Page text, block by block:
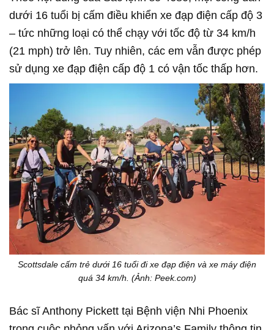
dưới 16 tuổi bị cấm điều khiển xe đạp điện cấp độ 3
– tức những loại có thể chạy với tốc độ từ 34 km/h
(21 mph) trở lên. Tuy nhiên, các em vẫn được phép
sử dụng xe đạp điện cấp độ 1 có vận tốc thấp hơn.
Scottsdale cấm trẻ dưới 16 tuổi đi xe đạp điện và xe máy điện
quá 34 km/h. (Ảnh: Peek.com)
Bác sĩ Anthony Pickett tại Bệnh viện Nhi Phoenix